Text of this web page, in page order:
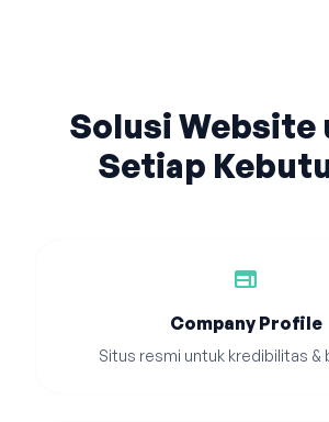
Solusi Website
Setiap
web
Company Profile
Situs resmi untuk kredibilitas &